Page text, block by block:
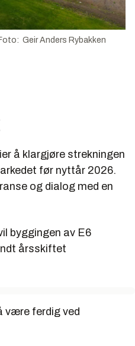
Geir Anders Rybakken
å klargjøre strekningen
før nyttår 2026.
og dialog med en
byggingen av E6
årsskiftet
være ferdig ved